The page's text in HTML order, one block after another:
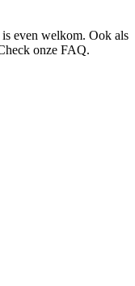
even welkom. Ook als
onze FAQ.